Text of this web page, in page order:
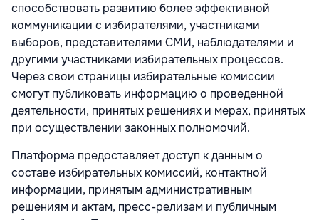
способствовать развитию более эффективной
коммуникации с избирателями, участниками
выборов, представителями СМИ, наблюдателями и
другими участниками избирательных процессов.
Через свои страницы избирательные комиссии
смогут публиковать информацию о проведенной
деятельности, принятых решениях и мерах, принятых
при осуществлении законных полномочий.
Платформа предоставляет доступ к данным о
составе избирательных комиссий, контактной
информации, принятым административным
решениям и актам, пресс-релизам и публичным